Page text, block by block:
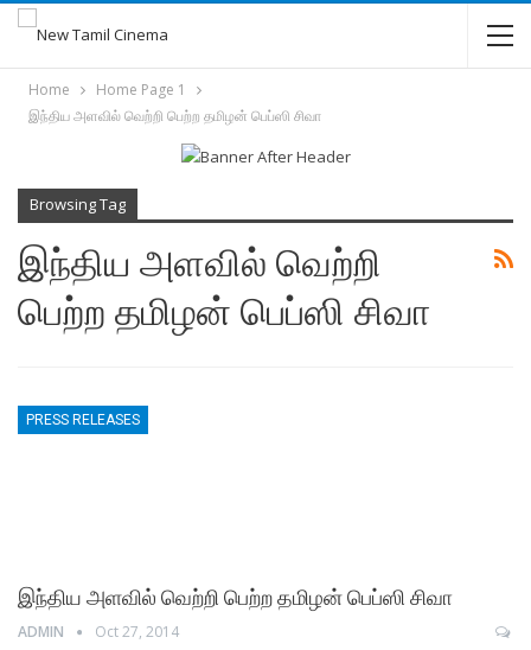
Home
Home Page 1
இந்திய அளவில் வெற்றி பெற்ற தமிழன் பெப்ஸி சிவா
Browsing Tag
இந்திய அளவில் வெற்றி
பெற்ற தமிழன் பெப்ஸி சிவா
PRESS RELEASES
இந்திய அளவில் வெற்றி பெற்ற தமிழன் பெப்ஸி சிவா
ADMIN Oct 27, 2014